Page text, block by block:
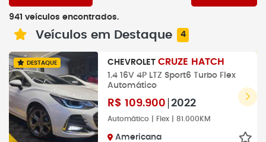
941 veículos encontrados.
Veículos em Destaque 4
DESTAQUE CHEVROLET CRUZE HATCH
1.4 16V 4P LTZ Sport6 Turbo Flex
Automático
R$ 109.900 2022
Automático | Flex | 81.000KM
Americana